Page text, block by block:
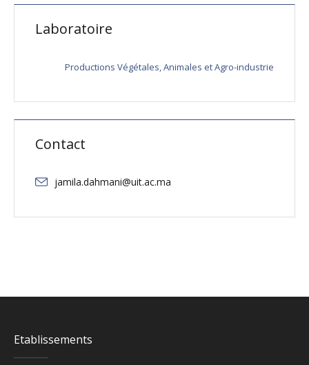
Laboratoire
Productions Végétales, Animales et Agro-industrie
Contact
jamila.dahmani@uit.ac.ma
Etablissements